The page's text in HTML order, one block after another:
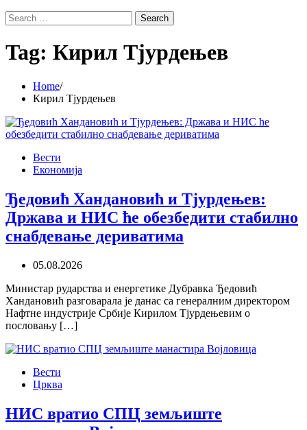
Search
for:
Tag: Кирил Тјурдењев
Home
Кирил Тјурдењев
Вести
Економија
Ђедовић Хандановић и Тјурдењев:
Држава и НИС ће обезбедити стабилно
снабдевање дериватима
05.08.2026
Министар рударства и енергетике Дубравка Ђедовић
Хандановић разговарала је данас са генералним директором
Нафтне индустрије Србије Кирилом Тјурдењевим о
пословању […]
Вести
Црква
НИС вратио СПЦ земљиште